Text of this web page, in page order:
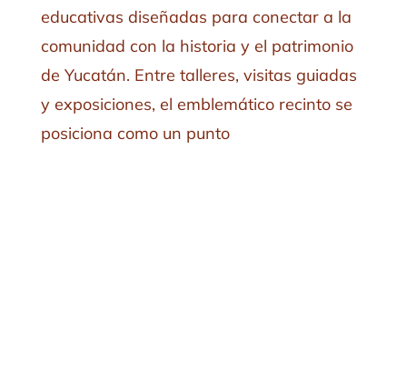
educativas diseñadas para conectar a la
comunidad con la historia y el patrimonio
de Yucatán. Entre talleres, visitas guiadas
y exposiciones, el emblemático recinto se
posiciona como un punto